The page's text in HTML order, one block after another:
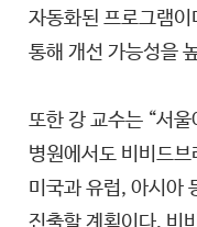
자동화된 프로그램
통해 개선 가능성을
또한 강 교수는 “서
병원에서도 비비드
미국과 유럽, 아시아
진출할 계획이다. 비